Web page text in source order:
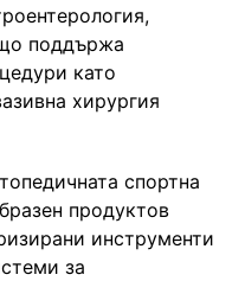
поддържа
като
хирургия
спортна
продуктов
инструменти
за